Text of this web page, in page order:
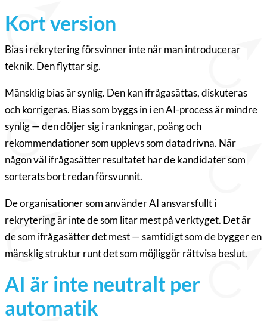
Kort version
Bias i rekrytering försvinner inte när man introducerar
teknik. Den flyttar sig.
Mänsklig bias är synlig. Den kan ifrågasättas, diskuteras
och korrigeras. Bias som byggs in i en AI-process är mindre
synlig — den döljer sig i rankningar, poäng och
rekommendationer som upplevs som datadrivna. När
någon väl ifrågasätter resultatet har de kandidater som
sorterats bort redan försvunnit.
De organisationer som använder AI ansvarsfullt i
rekrytering är inte de som litar mest på verktyget. Det är
de som ifrågasätter det mest — samtidigt som de bygger en
mänsklig struktur runt det som möjliggör rättvisa beslut.
AI är inte neutralt per
automatik